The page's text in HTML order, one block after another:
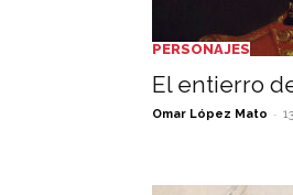
PERSONAJES
El entierro
Omar López Mato -